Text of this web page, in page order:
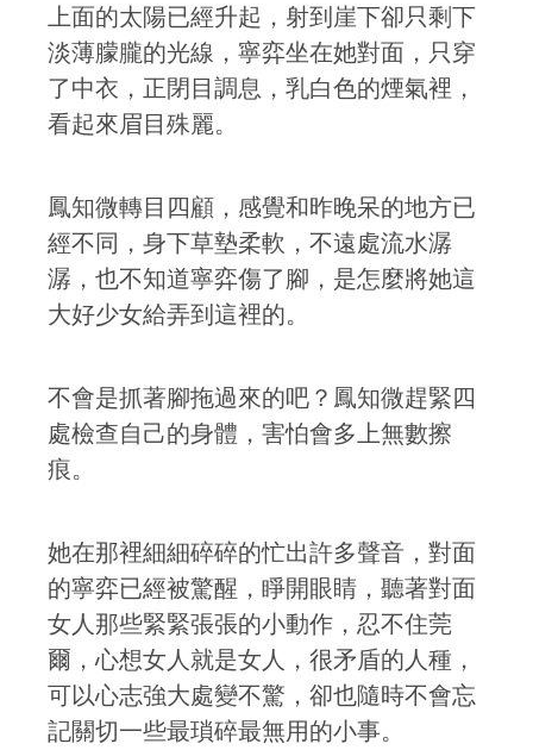
上面的太陽已經升起，射到崖下卻只剩下
淡薄朦朧的光線，寧弈坐在她對面，只穿
了中衣，正閉目調息，乳白色的煙氣裡，
看起來眉目殊麗。
鳳知微轉目四顧，感覺和昨晚呆的地方已
經不同，身下草墊柔軟，不遠處流水潺
潺，也不知道寧弈傷了腳，是怎麼將她這
大好少女給弄到這裡的。
不會是抓著腳拖過來的吧？鳳知微趕緊四
處檢查自己的身體，害怕會多上無數擦
痕。
她在那裡細細碎碎的忙出許多聲音，對面
的寧弈已經被驚醒，睜開眼睛，聽著對面
女人那些緊緊張張的小動作，忍不住莞
爾，心想女人就是女人，很矛盾的人種，
可以心志強大處變不驚，卻也隨時不會忘
記關切一些最瑣碎最無用的小事。